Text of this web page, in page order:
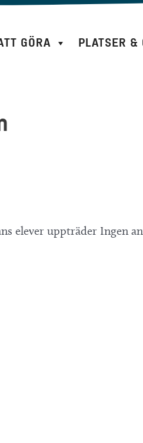
GÖRA PLATSER &
elever uppträder Ingen